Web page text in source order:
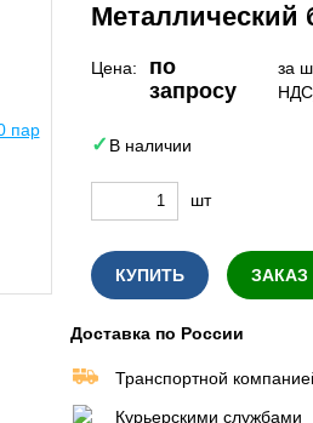
Металлический
Цена:
по
запросу
за
В наличии
шт
КУПИТЬ ЗАКАЗ
Доставка по России
Транспортной
Курьерскими службами